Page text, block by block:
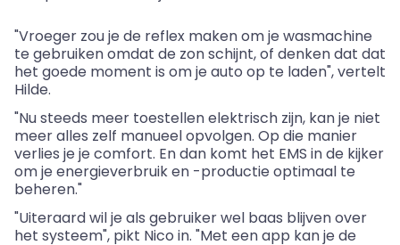
"Vroeger zou je de reflex maken om je wasmachine
te gebruiken omdat de zon schijnt, of denken dat dat
het goede moment is om je auto op te laden", vertelt
Hilde.
"Nu steeds meer toestellen elektrisch zijn, kan je niet
meer alles zelf manueel opvolgen. Op die manier
verlies je je comfort. En dan komt het EMS in de kijker
om je energieverbruik en -productie optimaal te
beheren."
"Uiteraard wil je als gebruiker wel baas blijven over
het systeem", pikt Nico in. "Met een app kan je de